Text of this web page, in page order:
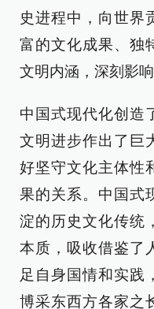
史进程中，向世界
富的文化成果、独
文明内涵，深刻影
中国式现代化创造
文明进步作出了巨
好坚守文化主体性
果的关系。中国式
淀的历史文化传统
本质，吸收借鉴了
足自身国情和实践
博采东西方各家之